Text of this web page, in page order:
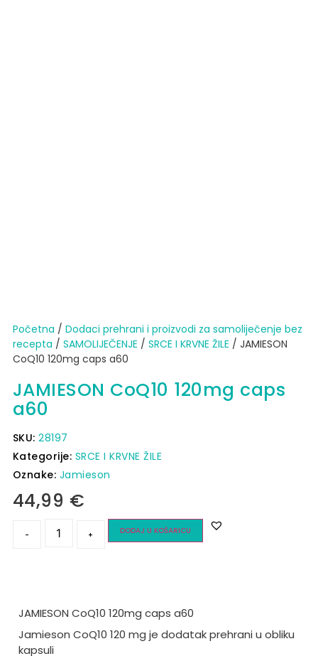
Početna / Dodaci prehrani i proizvodi za samoliječenje bez
recepta / SAMOLIJEČENJE / SRCE I KRVNE ŽILE / JAMIESON
CoQ10 120mg caps a60
JAMIESON CoQ10 120mg caps
a60
SKU:28197
Kategorije: SRCE I KRVNE ŽILE
Oznake: Jamieson
44,99 €
- + DODAJ U KOŠARICU
JAMIESON CoQ10 120mg caps a60
Jamieson CoQ10 120 mg je dodatak prehrani u obliku
kapsuli